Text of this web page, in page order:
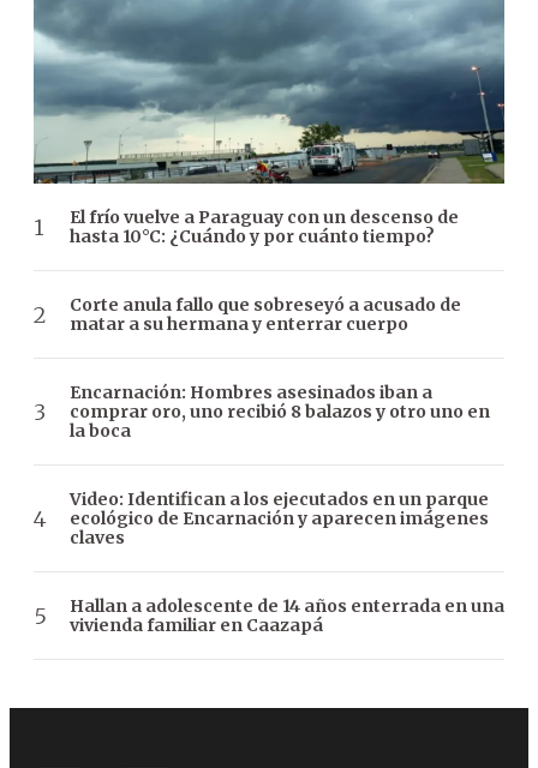
El frío vuelve a Paraguay con un descenso de
hasta 10°C: ¿Cuándo y por cuánto tiempo?
Corte anula fallo que sobreseyó a acusado de
matar a su hermana y enterrar cuerpo
Encarnación: Hombres asesinados iban a
comprar oro, uno recibió 8 balazos y otro uno en
la boca
Video: Identifican a los ejecutados en un parque
ecológico de Encarnación y aparecen imágenes
claves
Hallan a adolescente de 14 años enterrada en una
vivienda familiar en Caazapá